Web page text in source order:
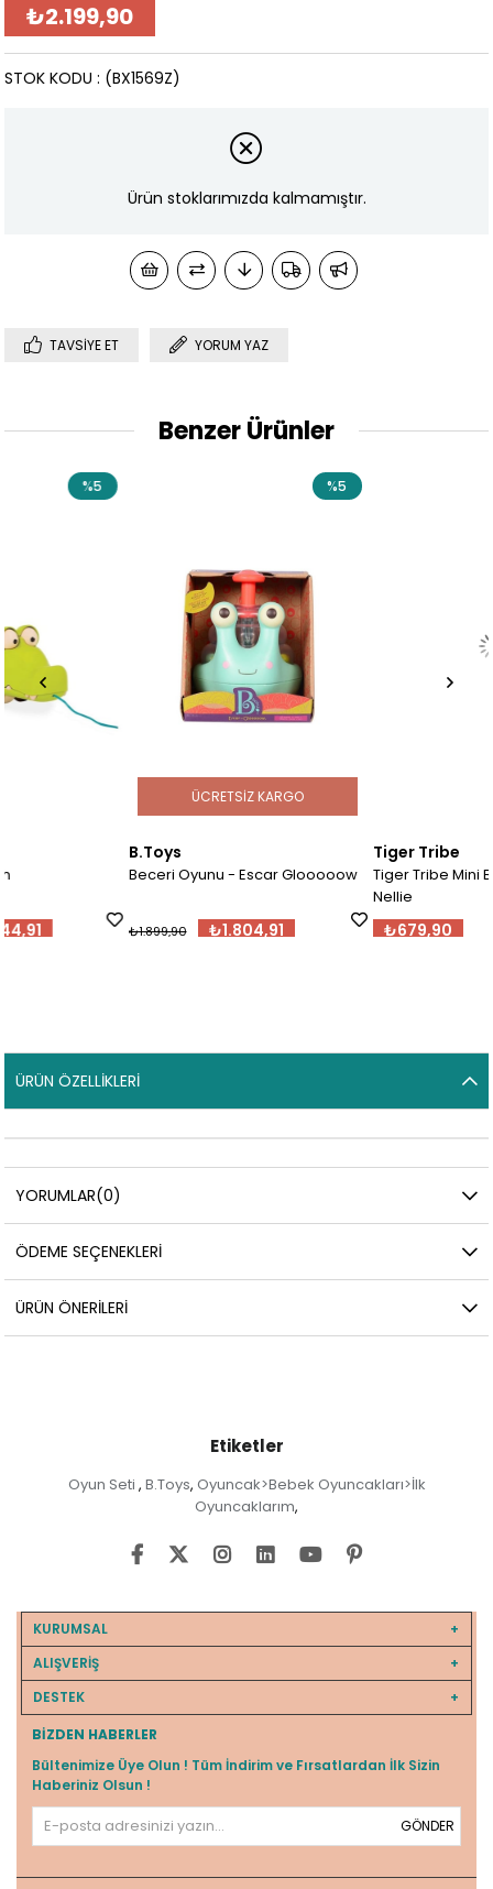
₺2.199,90
(BX1569Z)
STOK KODU
Ürün stoklarımızda kalmamıştır.
TAVSIYE ET YORUM YAZ
Benzer Ürünler
Beceri Oyunu - Escar Glooooow
₺1.804,91
₺1.899,90
ÜCRETSIZ KARGO
Tiger Tribe Mini Bez Bebek -
₺679,90
ÜRÜN ÖZELLIKLERI
YORUMLAR(0)
ÖDEME SEÇENEKLERI
ÜRÜN ÖNERILERI
Etiketler
Oyun Seti , B.Toys, Oyuncak>Bebek Oyuncakları>İlk
Oyuncaklarım,
KURUMSAL
ALIŞVERİŞ
DESTEK
BIZDEN HABERLER
Bültenimize Üye Olun ! Tüm İndirim ve Fırsatlardan İlk Sizin
Haberiniz Olsun !
GÖNDER